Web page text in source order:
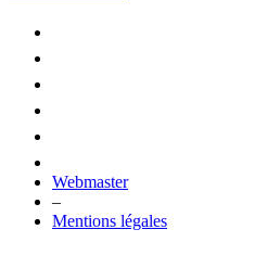
Webmaster
–
Mentions légales